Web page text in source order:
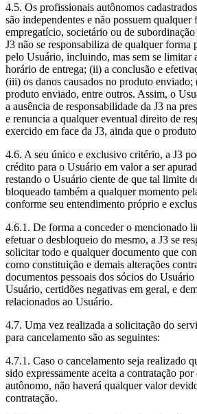
4.5. Os profissionais autônomos
são independentes e não possuem
empregatício, societário ou de
J3 não se responsabiliza de qualquer forma
pelo Usuário, incluindo, mas sem se limitar
horário de entrega; (ii) a conclusão e
(iii) os danos causados no produto
produto enviado, entre outros. Assim, o
a ausência de responsabilidade da J3 na
e renuncia a qualquer eventual direito de
exercido em face da J3, ainda que o
4.6. A seu único e exclusivo critério, a J3
crédito para o Usuário em valor a ser
restando o Usuário ciente de que tal limite
bloqueado também a qualquer momento
conforme seu entendimento próprio e
4.6.1. De forma a conceder o mencionado
efetuar o desbloqueio do mesmo, a J3 se
solicitar todo e qualquer documento que
como constituição e demais alterações
documentos pessoais dos sócios do
Usuário, certidões negativas em geral, e
relacionados ao Usuário.
4.7. Uma vez realizada a solicitação do
para cancelamento são as seguintes:
4.7.1. Caso o cancelamento seja realizado
sido expressamente aceita a contratação
autônomo, não haverá qualquer valor
contratação.